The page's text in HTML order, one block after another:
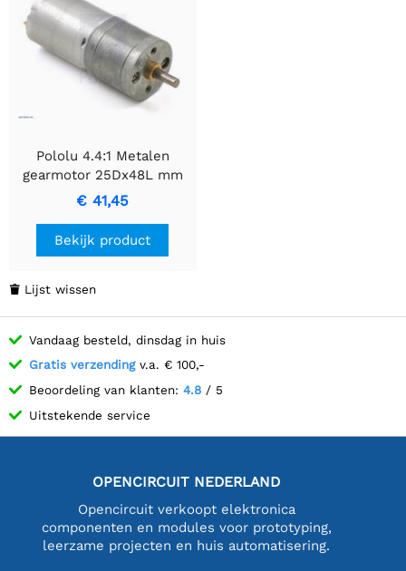
Pololu 4.4:1 Metalen
gearmotor 25Dx48L mm
LP 6V
€ 41,45
Bekijk product
 Lijst wissen
Vandaag besteld, dinsdag in huis
Gratis verzendingv.a. € 100,-
Beoordeling van klanten: 4.8 / 5
Uitstekende service
OPENCIRCUIT NEDERLAND
Opencircuit verkoopt elektronica
componenten en modules voor prototyping,
leerzame projecten en huis automatisering.